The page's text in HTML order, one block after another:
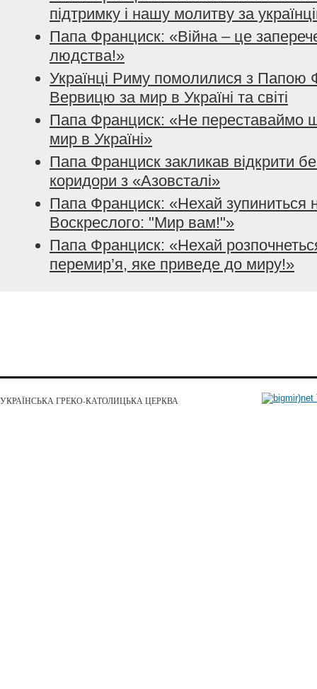
підтримку і нашу молитву за
Папа Франциск: «Війна – це
людства!»
Українці Риму помолилися з Папою
Вервицю за мир в Україні та світі
Папа Франциск: «Не переставаймо
мир в Україні»
Папа Франциск закликав відкрити
коридори з «Азовсталі»
Папа Франциск: «Нехай зупиниться
Воскреслого: "Мир вам!"»
Папа Франциск: «Нехай
перемир’я, яке приведе до миру!»
УКРАЇНСЬКА ГРЕКО-КАТОЛИЦЬКА ЦЕРКВА